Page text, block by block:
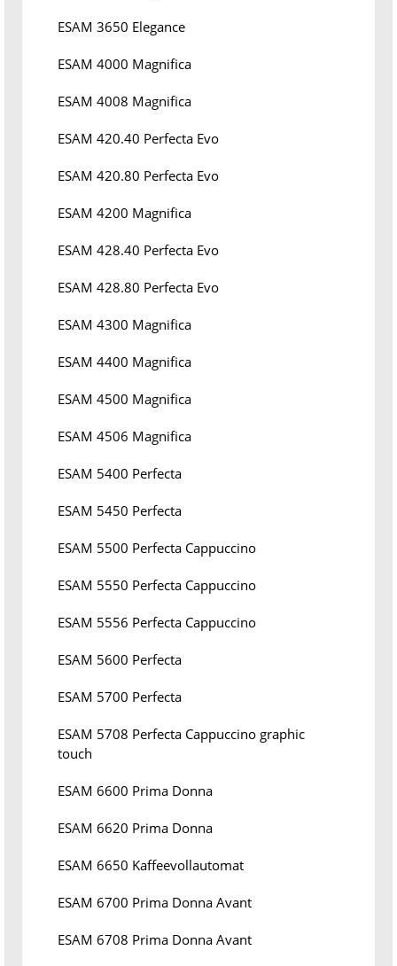
ESAM 3650 Elegance
ESAM 4000 Magnifica
ESAM 4008 Magnifica
ESAM 420.40 Perfecta Evo
ESAM 420.80 Perfecta Evo
ESAM 4200 Magnifica
ESAM 428.40 Perfecta Evo
ESAM 428.80 Perfecta Evo
ESAM 4300 Magnifica
ESAM 4400 Magnifica
ESAM 4500 Magnifica
ESAM 4506 Magnifica
ESAM 5400 Perfecta
ESAM 5450 Perfecta
ESAM 5500 Perfecta Cappuccino
ESAM 5550 Perfecta Cappuccino
ESAM 5556 Perfecta Cappuccino
ESAM 5600 Perfecta
ESAM 5700 Perfecta
ESAM 5708 Perfecta Cappuccino graphic
touch
ESAM 6600 Prima Donna
ESAM 6620 Prima Donna
ESAM 6650 Kaffeevollautomat
ESAM 6700 Prima Donna Avant
ESAM 6708 Prima Donna Avant